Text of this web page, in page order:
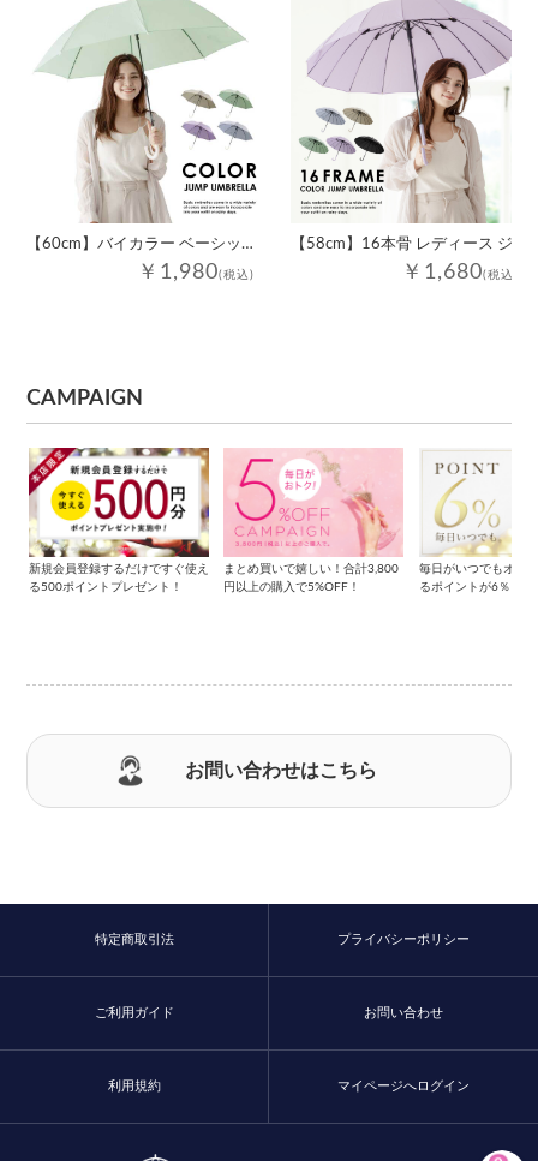
【60cm】バイカラー ベーシック レディース ジャンプ傘
￥1,980(税込) ￥1,680(税込)
CAMPAIGN
新規会員登録するだけですぐ使え
る500ポイントプレゼント！
まとめ買いで嬉しい！合計3,800
円以上の購入で5%OFF！
毎日がいつでもオト
るポイントが6％もら
お問い合わせはこちら
特定商取引法 プライバシーポリシー
ご利用ガイド お問い合わせ
利用規約 マイページへログイン